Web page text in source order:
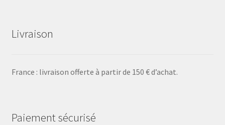
Livraison
France : livraison offerte à partir de 150 € d’achat.
Paiement sécurisé